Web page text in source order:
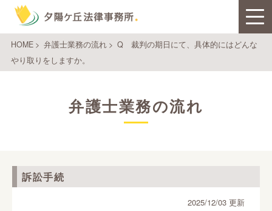
HOME> 弁護士業務の流れ> Q 裁判の期日にて、具体的にはどんな
やり取りをしますか。
弁護士業務の流れ
訴訟手続
2025/12/03 更新